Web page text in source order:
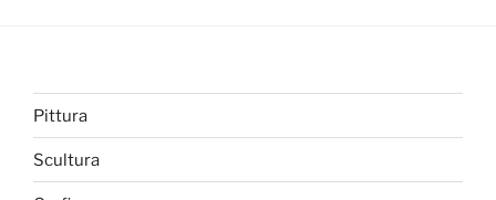
Pittura
Scultura